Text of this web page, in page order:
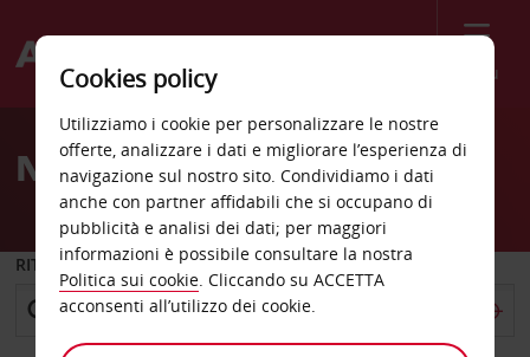
Menù
Welcome
AvisNoleggio auto Monaco est
RITIRO DA
Cookies policy
Utilizziamo i cookie per personalizzare le nostre
offerte, analizzare i dati e migliorare l’esperienza di
navigazione sul nostro sito. Condividiamo i dati
anche con partner affidabili che si occupano di
pubblicità e analisi dei dati; per maggiori
informazioni è possibile consultare la nostra
Politica sui cookie. Cliccando su ACCETTA
acconsenti all’utilizzo dei cookie.